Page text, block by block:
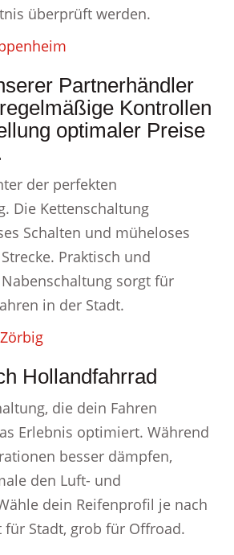
überprüft werden.
Partnerhändler
Kontrollen
optimaler Preise
der perfekten
Die Kettenschaltung
Schalten und müheloses
Praktisch und
sorgt für
in der Stadt.
Hollandfahrrad
die dein Fahren
Erlebnis optimiert. Während
besser dämpfen,
den Luft- und
dein Reifenprofil je nach
für Stadt, grob für Offroad.